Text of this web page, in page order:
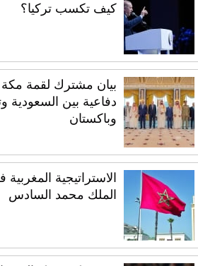
كيف تكسب تركيا؟
بيان مشترك لقمة مكة
دفاعية بين السعودية
وباكستان
الاستراتيجية
الملك محمد السادس